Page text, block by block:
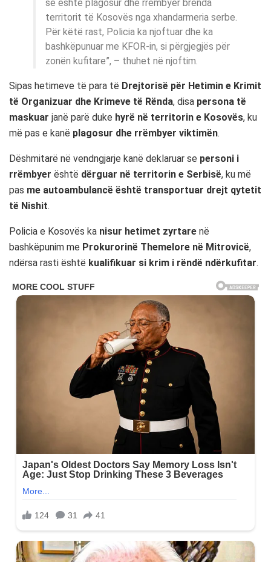
se është plagosur dhe rrëmbyer brenda
territorit të Kosovës nga xhandarmeria serbe.
Për këtë rast, Policia ka njoftuar dhe ka
bashkëpunuar me KFOR-in, si përgjegjës për
zonën kufitare”, – thuhet në njoftim.
Sipas hetimeve të para të Drejtorisë për Hetimin e Krimit
të Organizuar dhe Krimeve të Rënda, disa persona të
maskuar janë parë duke hyrë në territorin e Kosovës, ku
më pas e kanë plagosur dhe rrëmbyer viktimën.
Dëshmitarë në vendngjarje kanë deklaruar se personi i
rrëmbyer është dërguar në territorin e Serbisë, ku më
pas me autoambulancë është transportuar drejt qytetit
të Nishit.
Policia e Kosovës ka nisur hetimet zyrtare në
bashkëpunim me Prokurorinë Themelore në Mitrovicë,
ndërsa rasti është kualifikuar si krim i rëndë ndërkufitar.